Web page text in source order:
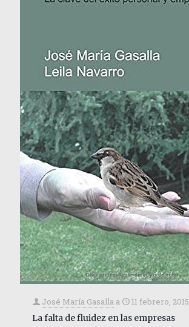
José María Gasalla a
11 febrero, 2015
La falta de fluidez en las empresas